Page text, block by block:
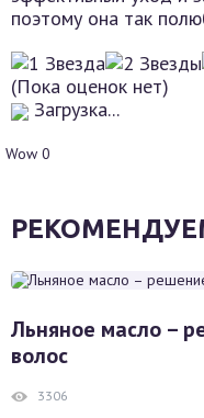
поэтому она так
(Пока оценок нет)
Загрузка...
Wow 0
Льняное масло –
волос
3306